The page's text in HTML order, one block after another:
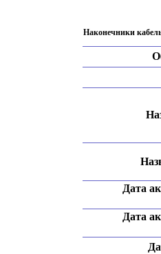
Наконечники
Дата
Дата